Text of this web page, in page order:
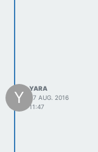
Y
YARA
27 AUG. 2016
11:47